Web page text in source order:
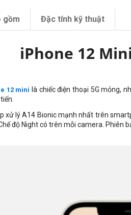
gồm Đặc tính kỹ thuật
iPhone 12
12 mini là chiếc điện thoại 5G mỏng,
xử lý A14 Bionic mạnh nhất trên
độ Night có trên mỗi camera. Phiên